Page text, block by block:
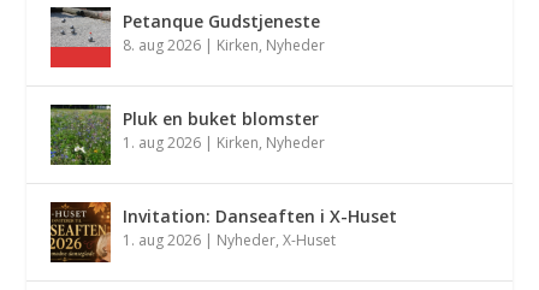
Petanque Gudstjeneste
8. aug 2026 | Kirken, Nyheder
Pluk en buket blomster
1. aug 2026 | Kirken, Nyheder
Invitation: Danseaften i X-Huset
1. aug 2026 | Nyheder,X-Huset